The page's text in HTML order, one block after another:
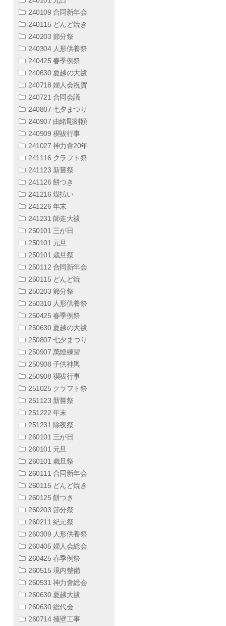
240109 合同新年会
240115 どんど焼き
240203 節分祭
240304 人形供養祭
240425 春季例祭
240630 夏越の大祓
240718 婦人会祝賀
240721 合同会議
240807 七夕まつり
240907 由緒彫刻額
240909 禊祓行事
241027 神力會20年
241116 クラフト祭
241123 新嘗祭
241126 餅つき
241216 煤払い
241226 年末
241231 師走大祓
250101 三が日
250101 元旦
250101 歳旦祭
250112 合同新年会
250115 どんど焼
250203 節分祭
250310 人形供養祭
250425 春季例祭
250630 夏越の大祓
250807 七夕まつり
250907 萬燈練習
250908 子供神輿
250908 禊祓行事
251025 クラフト祭
251123 新嘗祭
251222 年末
251231 除夜祭
260101 三が日
260101 元旦
260101 歳旦祭
260111 合同新年会
260115 どんど焼き
260125 餅つき
260203 節分祭
260211 紀元祭
260309 人形供養祭
260405 婦人会総会
260425 春季例祭
260515 境内整備
260531 神力會総会
260630 夏越大祓
260630 総代会
260714 擁壁工事